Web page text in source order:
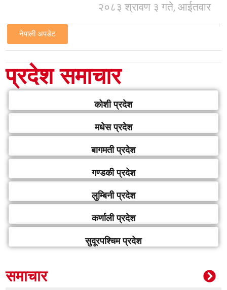
२०८३ श्रावण ३ गते, आईतवार
नेपाली अपडेट
प्रदेश समाचार
कोशी प्रदेश
मधेस प्रदेश
बागमती प्रदेश
गण्डकी प्रदेश
लुम्बिनी प्रदेश
कर्णाली प्रदेश
सुदूरपश्चिम प्रदेश
समाचार